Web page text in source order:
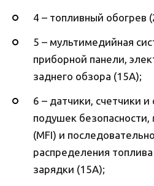
4 – топливный обогрев
5 – мультимедийная
приборной панели,
заднего обзора (15А);
6 – датчики, счетчики
подушек безопасности,
(MFI) и
распределения топлива
зарядки (15А);